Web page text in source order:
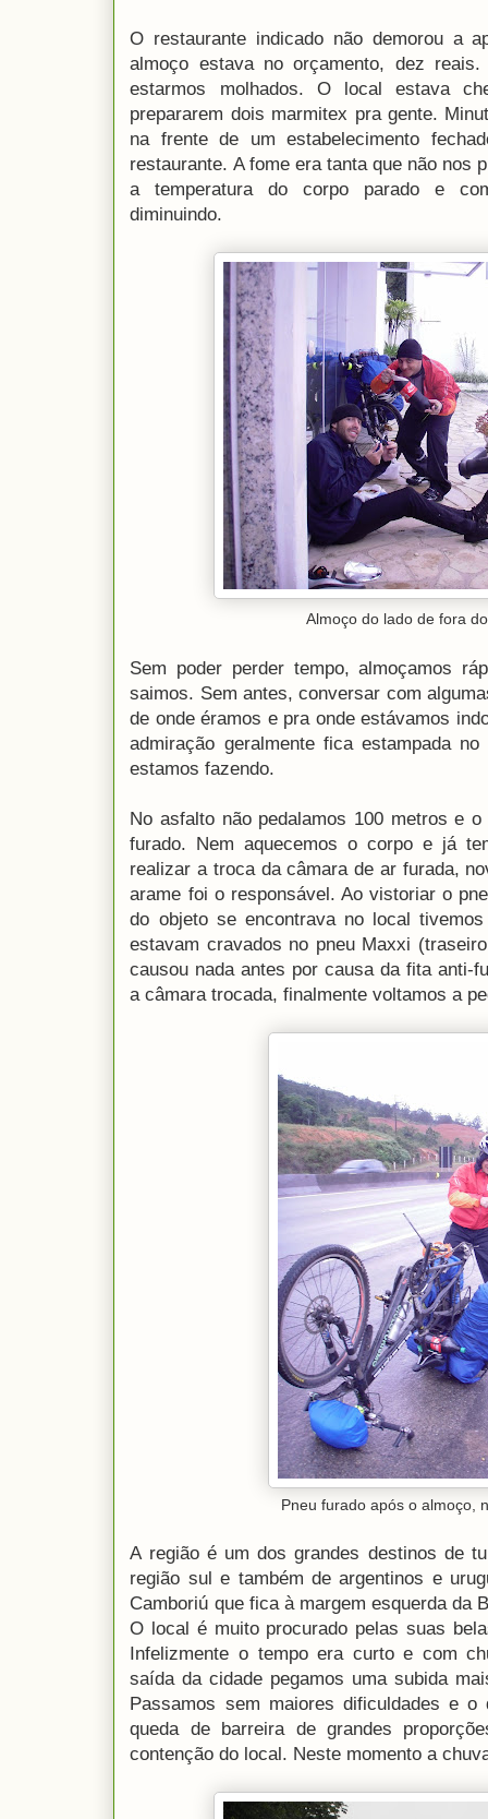
O restaurante indicado não demorou a
almoço estava no orçamento, dez
estarmos molhados. O local estava
prepararem dois marmitex pra gente.
na frente de um estabelecimento
restaurante. A fome era tanta que não nos
a temperatura do corpo parado e
diminuindo.
Almoço do lado de fora
Sem poder perder tempo, almoçamos
saimos. Sem antes, conversar com
de onde éramos e pra onde estávamos
admiração geralmente fica estampada
estamos fazendo.
No asfalto não pedalamos 100 metros e
furado. Nem aquecemos o corpo e já
realizar a troca da câmara de ar furada,
arame foi o responsável. Ao vistoriar o
do objeto se encontrava no local
estavam cravados no pneu Maxxi
causou nada antes por causa da fita anti-
a câmara trocada, finalmente voltamos a
Pneu furado após o almoço,
A região é um dos grandes destinos de
região sul e também de argentinos e
Camboriú que fica à margem esquerda da
O local é muito procurado pelas suas
Infelizmente o tempo era curto e com
saída da cidade pegamos uma subida
Passamos sem maiores dificuldades e
queda de barreira de grandes
contenção do local. Neste momento a